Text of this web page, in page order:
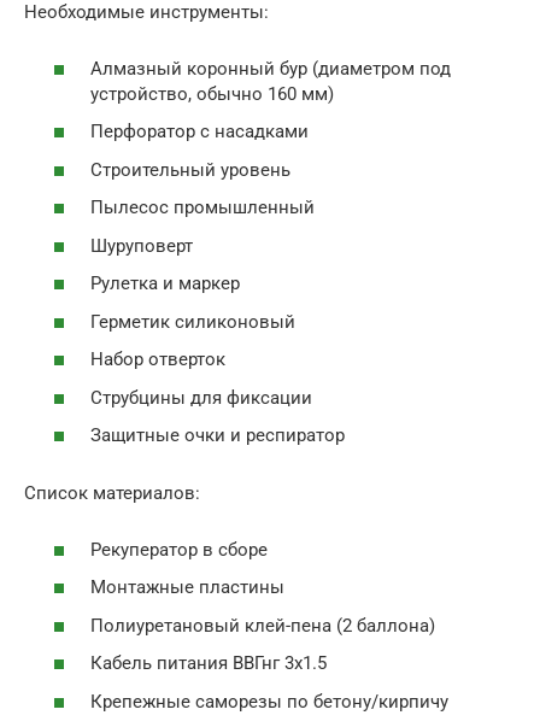
Необходимые инструменты:
Алмазный коронный бур (диаметром под
устройство, обычно 160 мм)
Перфоратор с насадками
Строительный уровень
Пылесос промышленный
Шуруповерт
Рулетка и маркер
Герметик силиконовый
Набор отверток
Струбцины для фиксации
Защитные очки и респиратор
Список материалов:
Рекуператор в сборе
Монтажные пластины
Полиуретановый клей-пена (2 баллона)
Кабель питания ВВГнг 3х1.5
Крепежные саморезы по бетону/кирпичу